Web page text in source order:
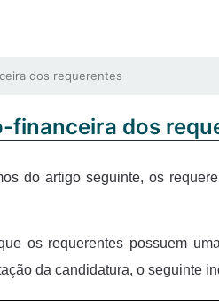
dos requerentes
financeira dos
do artigo seguinte, os
os requerentes possuem
da candidatura, o seguinte